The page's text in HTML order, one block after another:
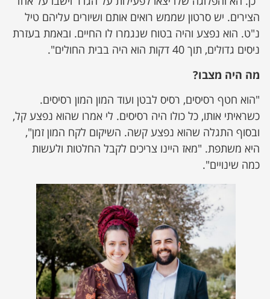
הצירים. יש סרטון שממש רואים אותם ושיורים עליהם טיל
נ"ט. הוא נפצע והיה בטוח שנגמרו לו החיים. ובאמת בעזרת
ניסים גדולים, תוך 40 דקות הוא היה בבית החולים".
מה היה מצבו?
"הוא חטף רסיסים, רסיס לבטן ועוד המון המון רסיסים.
כשראיתי אותו, כל כולו היה רסיסים. לי אמרו שהוא נפצע קל,
ובסוף התגלה שהוא נפצע קשה. השיקום לקח המון זמן",
היא משתפת. "מאז היינו צריכים לקבל החלטות ולעשות
כמה שינויים".